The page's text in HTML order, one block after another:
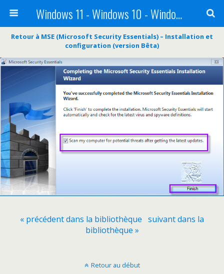
Windows 11 - Windows 10 - Windows 8 - Windows 7 - VISTA
Retour à MSE (Microsoft Security Essentials) – Installation et
configuration (version Bêta)
« précédent dans la bibliothèque suivant dans la
bibliothèque »
Retour au début